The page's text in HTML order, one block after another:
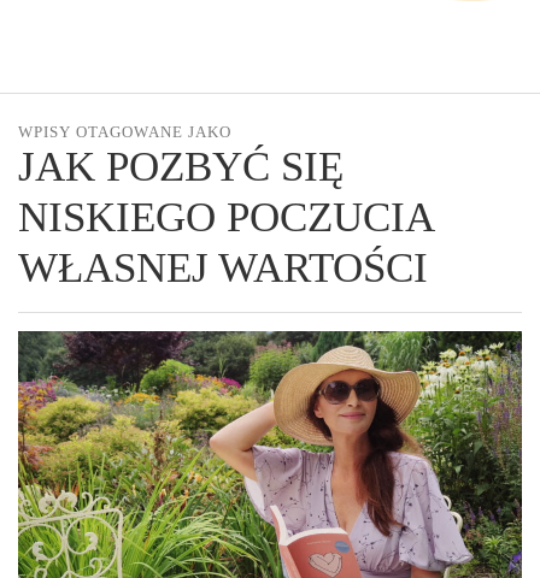
WPISY OTAGOWANE JAKO
JAK POZBYĆ SIĘ
NISKIEGO POCZUCIA
WŁASNEJ WARTOŚCI